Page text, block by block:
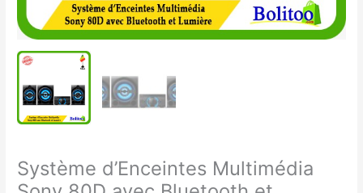
Système d’Enceintes Multimédia